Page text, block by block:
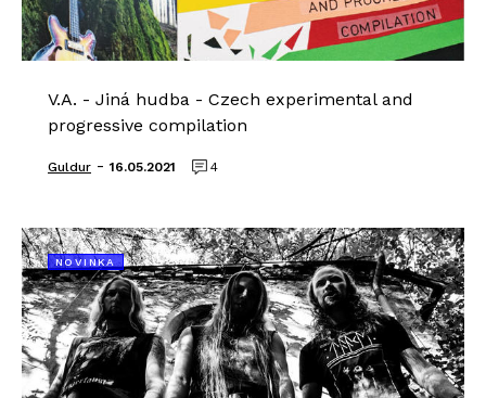
V.A. - Jiná hudba -​ Czech experimental and
progressive compilation
Guldur - 16.05.2021 4
NOVINKA